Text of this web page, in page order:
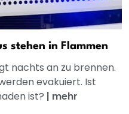
stehen in Flammen
nachts an zu brennen.
evakuiert. Ist
ist? | mehr